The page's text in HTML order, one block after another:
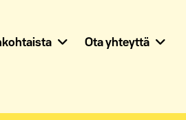
Ota yhteyttä